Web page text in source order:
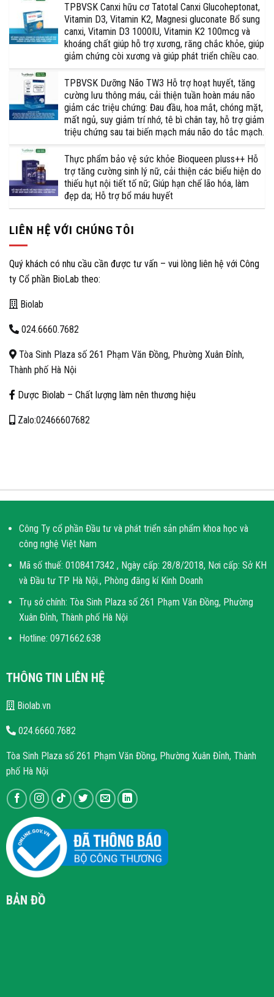
TPBVSK Canxi hữu cơ Tatotal Canxi Glucoheptonat,
Vitamin D3, Vitamin K2, Magnesi gluconate Bổ sung
canxi, Vitamin D3 1000IU, Vitamin K2 100mcg và
khoáng chất giúp hỗ trợ xương, răng chắc khỏe, giúp
giảm chứng còi xương và giúp phát triển chiều cao.
TPBVSK Dưỡng Não TW3 Hỗ trợ hoạt huyết, tăng
cường lưu thông máu, cải thiện tuần hoàn máu não
giảm các triệu chứng: Đau đầu, hoa mắt, chóng mặt,
mất ngủ, suy giảm trí nhớ, tê bì chân tay, hỗ trợ giảm
triệu chứng sau tai biến mạch máu não do tắc mạch.
Thực phẩm bảo vệ sức khỏe Bioqueen pluss++ Hỗ
trợ tăng cường sinh lý nữ, cải thiện các biểu hiện do
thiếu hụt nội tiết tố nữ; Giúp hạn chế lão hóa, làm
đẹp da; Hỗ trợ bổ máu huyết
LIÊN HỆ VỚI CHÚNG TÔI
Quý khách có nhu cầu cần được tư vấn – vui lòng liên hệ với Công
ty Cổ phần BioLab theo:
Biolab
024.6660.7682
Tòa Sinh Plaza số 261 Phạm Văn Đồng, Phường Xuân Đỉnh,
Thành phố Hà Nội
Dược Biolab – Chất lượng làm nên thương hiệu
Zalo:02466607682
Công Ty cổ phần Đầu tư và phát triển sản phẩm khoa học và
công nghệ Việt Nam
Mã số thuế: 0108417342 , Ngày cấp: 28/8/2018, Nơi cấp: Sở KH
và Đầu tư TP Hà Nội., Phòng đăng kí Kinh Doanh
Trụ sở chính: Tòa Sinh Plaza số 261 Phạm Văn Đồng, Phường
Xuân Đỉnh, Thành phố Hà Nội
Hotline: 0971662.638
THÔNG TIN LIÊN HỆ
Biolab.vn
024.6660.7682
Tòa Sinh Plaza số 261 Phạm Văn Đồng, Phường Xuân Đỉnh, Thành
phố Hà Nội
BẢN ĐỒ